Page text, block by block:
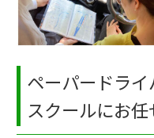
ペーパードラ
スクールにお任